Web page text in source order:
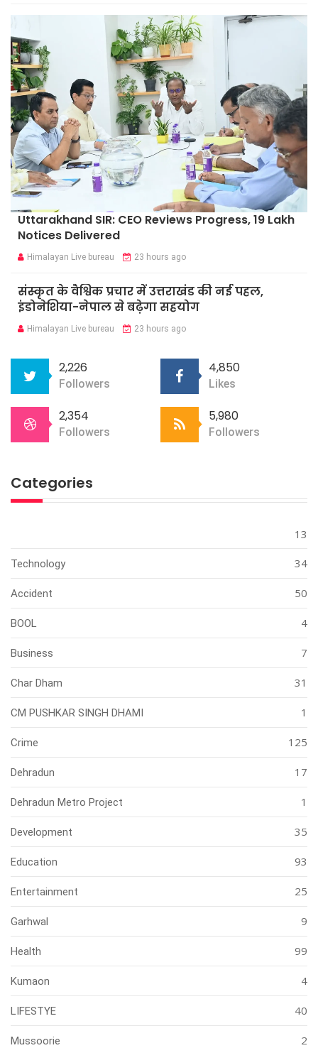
Uttarakhand SIR: CEO Reviews Progress, 19 Lakh
Notices Delivered
Himalayan Live bureau 23 hours ago
संस्कृत के वैश्विक प्रचार में उत्तराखंड की नई पहल,
इंडोनेशिया-नेपाल से बढ़ेगा सहयोग
Himalayan Live bureau 23 hours ago
2,226
Followers
4,850
Likes
2,354
Followers
5,980
Followers
Categories
13
Technology 34
Accident 50
BOOL 4
Business 7
Char Dham 31
CM PUSHKAR SINGH DHAMI 1
Crime 125
Dehradun 17
Dehradun Metro Project 1
Development 35
Education 93
Entertainment 25
Garhwal 9
Health 99
Kumaon 4
LIFESTYE 40
Mussoorie 2